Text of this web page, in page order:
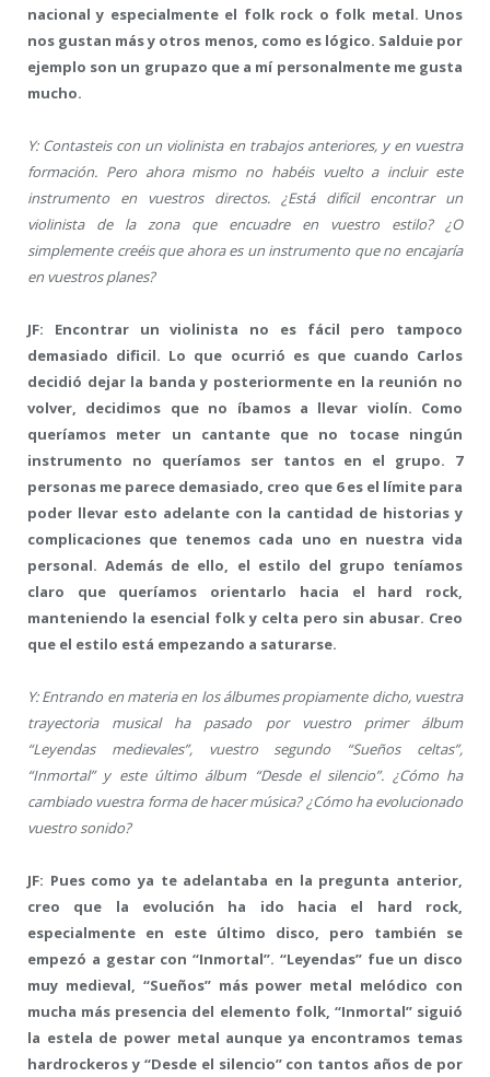
nacional y especialmente el folk rock o folk metal. Unos
nos gustan más y otros menos, como es lógico. Salduie por
ejemplo son un grupazo que a mí personalmente me gusta
mucho.
Y: Contasteis con un violinista en trabajos anteriores, y en vuestra
formación. Pero ahora mismo no habéis vuelto a incluir este
instrumento en vuestros directos. ¿Está difícil encontrar un
violinista de la zona que encuadre en vuestro estilo? ¿O
simplemente creéis que ahora es un instrumento que no encajaría
en vuestros planes?
JF: Encontrar un violinista no es fácil pero tampoco
demasiado dificil. Lo que ocurrió es que cuando Carlos
decidió dejar la banda y posteriormente en la reunión no
volver, decidimos que no íbamos a llevar violín. Como
queríamos meter un cantante que no tocase ningún
instrumento no queríamos ser tantos en el grupo. 7
personas me parece demasiado, creo que 6 es el límite para
poder llevar esto adelante con la cantidad de historias y
complicaciones que tenemos cada uno en nuestra vida
personal. Además de ello, el estilo del grupo teníamos
claro que queríamos orientarlo hacia el hard rock,
manteniendo la esencial folk y celta pero sin abusar. Creo
que el estilo está empezando a saturarse.
Y: Entrando en materia en los álbumes propiamente dicho, vuestra
trayectoria musical ha pasado por vuestro primer álbum
“Leyendas medievales”, vuestro segundo “Sueños celtas”,
“Inmortal” y este último álbum “Desde el silencio”. ¿Cómo ha
cambiado vuestra forma de hacer música? ¿Cómo ha evolucionado
vuestro sonido?
JF: Pues como ya te adelantaba en la pregunta anterior,
creo que la evolución ha ido hacia el hard rock,
especialmente en este último disco, pero también se
empezó a gestar con “Inmortal”. “Leyendas” fue un disco
muy medieval, “Sueños” más power metal melódico con
mucha más presencia del elemento folk, “Inmortal” siguió
la estela de power metal aunque ya encontramos temas
hardrockeros y “Desde el silencio” con tantos años de por